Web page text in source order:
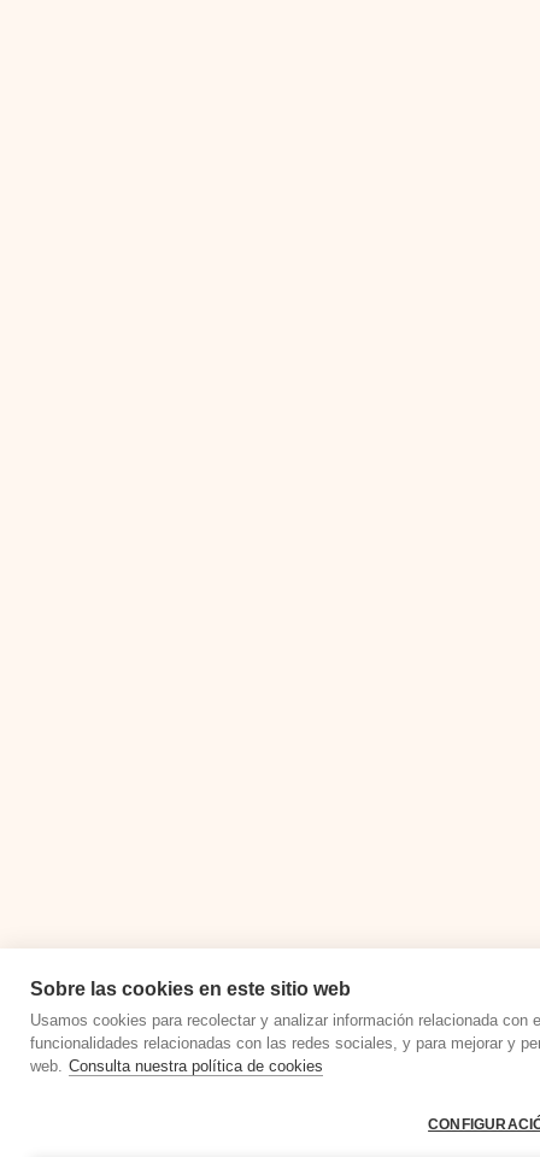
Sobre las cookies en este sitio web
Usamos cookies para recolectar y analizar información relacionada
funcionalidades relacionadas con las redes sociales, y para mejorar y
web. Consulta nuestra política de cookies